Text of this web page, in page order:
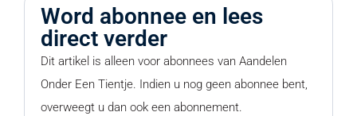
Word abonnee en lees
direct verder
Dit artikel is alleen voor abonnees van Aandelen
Onder Een Tientje. Indien u nog geen abonnee bent,
overweegt u dan ook een abonnement.